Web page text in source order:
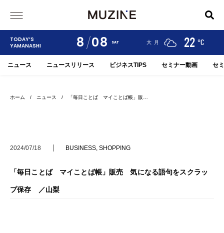
TODAY’S
YAMANASHI
8 08 SAT
甲府 河口湖 大月 22 °C
ニュース ニュースリリース ビジネスTIPS セミナー動画 セ
ホーム / ニュース / 「毎日ことば マイことば帳」販…
2024/07/18 BUSINESS, SHOPPING
「毎日ことば マイことば帳」販売 気になる語句をスクラッ
プ保存 ／山梨